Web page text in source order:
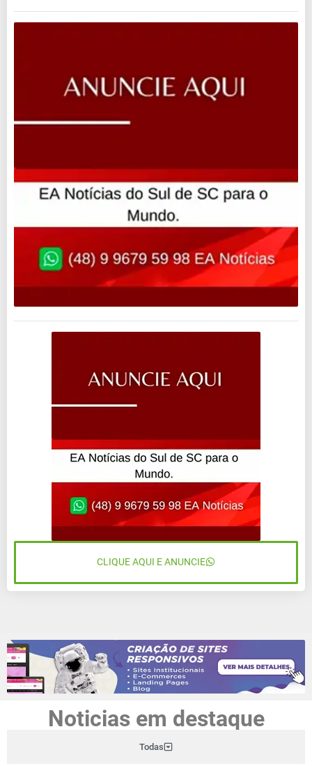
CLIQUE AQUI E ANUNCIE
Noticias em destaque
Todas